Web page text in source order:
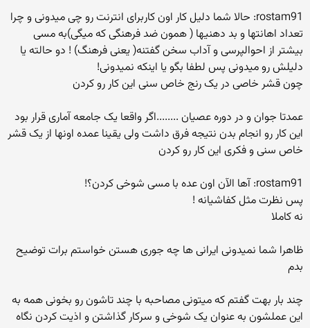
rostam91: حالا شما دلیل کار اون کاربرای انترنت رو چی میدونی و چرا
تعداد اهانتها و بد دهنیها ( همون ضد فرهنگی که میگی)به مسی
بیشتر از احوالپرسی و آداب سخن گفتنه( یعنی فرهنگ) ! دو حالته یا
دلیلش رو میدونی پس لطفا بگو یا اینکه نمیدونی!
چون قشر خاصی در یک رنج خاص سنی این کار رو کردن
عمدتا جوان و در دوره عصیان ........اگر واقعا یک جامعه آماری قرار بود
این کار رو انجام بدن نتیجه فرق داشت ولی یقینا عمده اونها از یک قشر
خاص سنی و فکری این کار رو کردن
rostam91: آها الآن اون عده با مسی شوخی کردن؟!
پس نظرت مثل کفاشیانه !
نه کاملا
ظاهرا شما نمیدونی ایرانی ها چه جوری هستن خواستم برات توضیح
بدم
چند بار بهت گفتم که میتونی مصاحبه با چند تاشون رو بخونی همه به
این عملشون به عنوان یک شوخی و سرکار گذاشتن و اذیت کردن نگاه